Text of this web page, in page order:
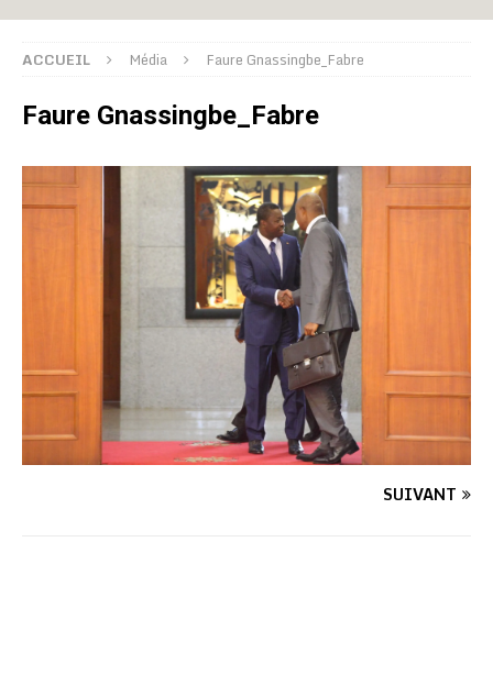
ACCUEIL Média Faure Gnassingbe_Fabre
Faure Gnassingbe_Fabre
SUIVANT